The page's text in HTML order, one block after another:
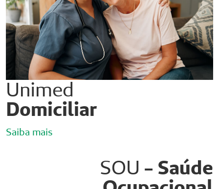
Unimed
Domiciliar
Saiba mais
SOU - Saúde